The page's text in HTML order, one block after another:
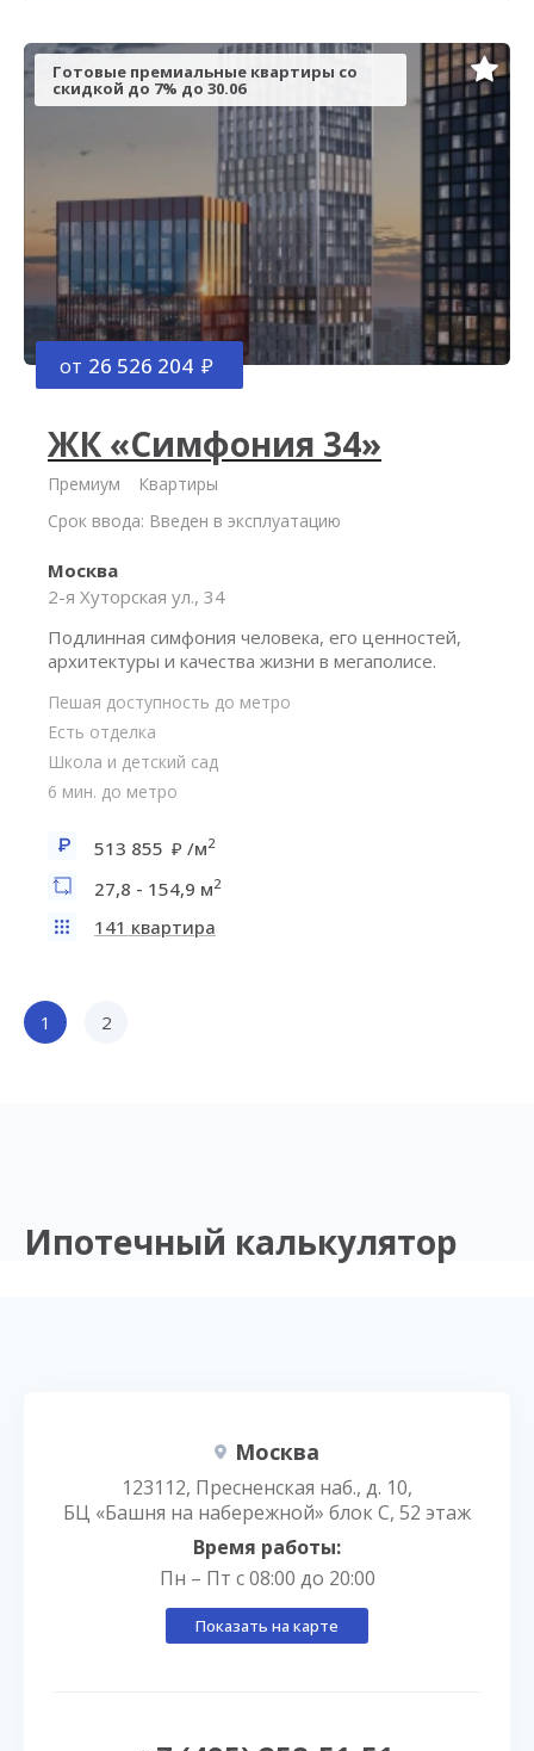
Готовые премиальные квартиры со
скидкой до 7% до 30.06
от 26 526 204
ЖК «Симфония 34»
Премиум
Квартиры
Срок ввода: Введен в эксплуатацию
Москва
2-я Хуторская ул., 34
Подлинная симфония человека, его ценностей,
архитектуры и качества жизни в мегаполисе.
Пешая доступность до метро
Есть отделка
Школа и детский сад
6 мин. до метро
513 855 /м2
27,8 - 154,9 м2
141 квартира
1 2
Ипотечный калькулятор
Москва
123112, Пресненская наб., д. 10,
БЦ «Башня на набережной» блок С, 52 этаж
Время работы:
Пн – Пт с 08:00 до 20:00
Показать на карте